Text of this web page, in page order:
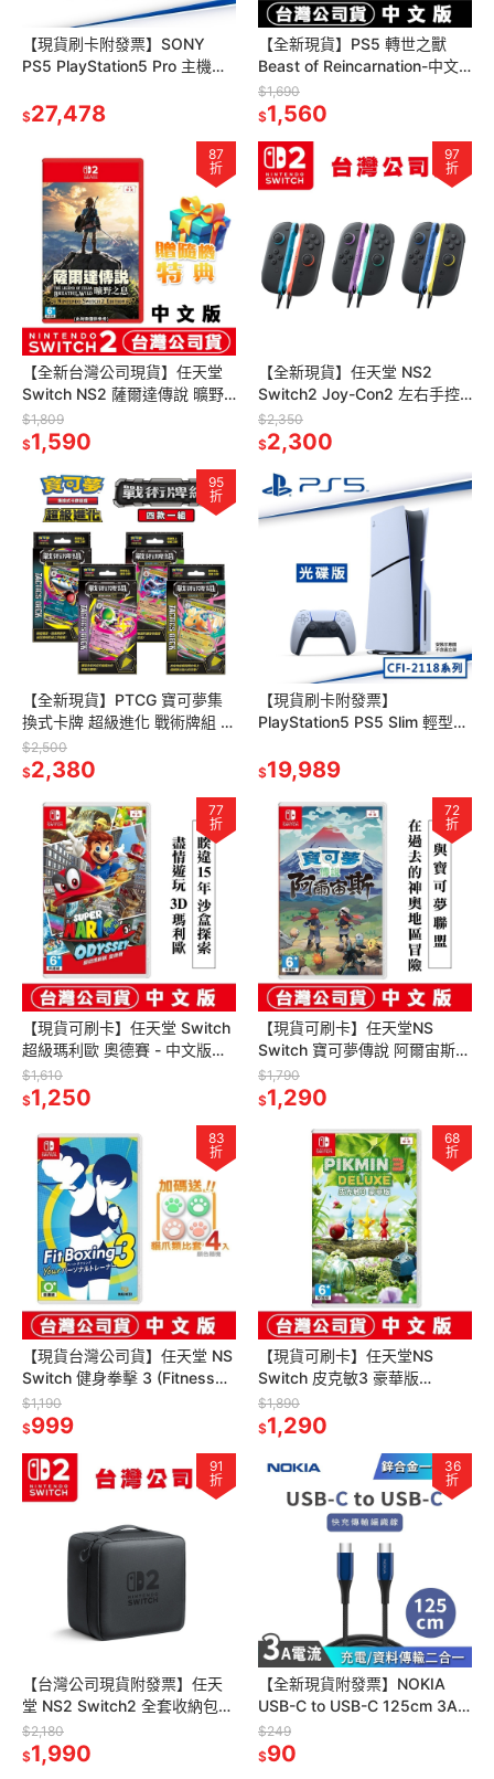
【現貨刷卡附發票】SONY
PS5 PlayStation5 Pro 主機
$27,478
【全新現貨】PS5 轉世之獸
Beast of Reincarnation-中文
版 [夢遊館] 輪迴之獸
$1,690
$1,560
87
折
【全新台灣公司現貨】任天堂
Switch NS2 薩爾達傳說 曠野
之息 -中文版●加碼贈隨機遊戲
特典
$1,809
$1,590
97
折
【全新現貨】任天堂 NS2
Switch2 Joy-Con2 左右手控
制器[夢遊館]淺藍x淺紅 淺紫x
淺綠 藍x淺黃
$2,350
$2,300
95
折
【全新現貨】PTCG 寶可夢集
換式卡牌 超級進化 戰術牌組 四
款一組 超級 巨牙鯊/沙奈朵/噴
火龍X /快龍
$2,500
$2,380
【現貨刷卡附發票】
PlayStation5 PS5 Slim 輕型
$19,989
77
折
【現貨可刷卡】任天堂 Switch
超級瑪利歐 奧德賽 - 中文版
[夢遊館]
$1,610
$1,250
72
折
【現貨可刷卡】任天堂NS
Switch 寶可夢傳說 阿爾宙斯-
中文版 [夢遊館] pokemon 抓
寶
$1,790
$1,290
83
折
【現貨台灣公司貨】任天堂 NS
Switch 健身拳擊 3 (Fitness
Boxing 3)[夢遊館]
$1,190
$999
68
折
【現貨可刷卡】任天堂NS
Switch 皮克敏3 豪華版
(Pikmin皮克敏星球探險)-中文
版
$1,890
$1,290
91
折
【台灣公司現貨附發票】任天
堂 NS2 Switch2 全套收納包
灰黑 (台灣公司貨) 收納主機
Joy-Con
$2,180
$1,990
36
折
【全新現貨附發票】NOKIA
USB-C to USB-C 125cm 3A
$249
$90